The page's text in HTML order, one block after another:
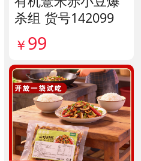
杀组 货号142099
￥ 99